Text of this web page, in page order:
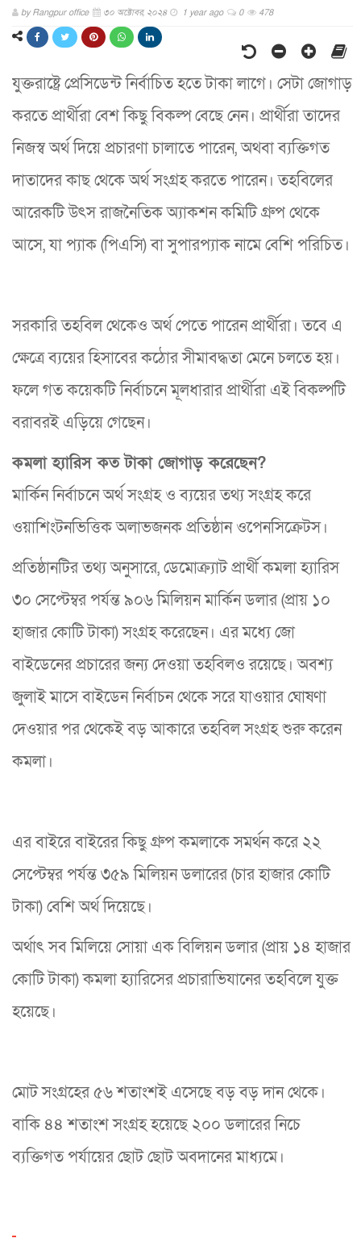
byRangpur office ৩০ অক্টোবর, ২০২৪ 1 year ago 0 478
যুক্তরাষ্ট্রে প্রেসিডেন্ট নির্বাচিত হতে টাকা লাগে। সেটা জোগাড়
করতে প্রার্থীরা বেশ কিছু বিকল্প বেছে নেন। প্রার্থীরা তাদের
নিজস্ব অর্থ দিয়ে প্রচারণা চালাতে পারেন, অথবা ব্যক্তিগত
দাতাদের কাছ থেকে অর্থ সংগ্রহ করতে পারেন। তহবিলের
আরেকটি উৎস রাজনৈতিক অ্যাকশন কমিটি গ্রুপ থেকে
আসে, যা প্যাক (পিএসি) বা সুপারপ্যাক নামে বেশি পরিচিত।
সরকারি তহবিল থেকেও অর্থ পেতে পারেন প্রার্থীরা। তবে এ
ক্ষেত্রে ব্যয়ের হিসাবের কঠোর সীমাবদ্ধতা মেনে চলতে হয়।
ফলে গত কয়েকটি নির্বাচনে মূলধারার প্রার্থীরা এই বিকল্পটি
বরাবরই এড়িয়ে গেছেন।
কমলা হ্যারিস কত টাকা জোগাড় করেছেন?
মার্কিন নির্বাচনে অর্থ সংগ্রহ ও ব্যয়ের তথ্য সংগ্রহ করে
ওয়াশিংটনভিত্তিক অলাভজনক প্রতিষ্ঠান ওপেনসিক্রেটস।
প্রতিষ্ঠানটির তথ্য অনুসারে, ডেমোক্র্যাট প্রার্থী কমলা হ্যারিস
৩০ সেপ্টেম্বর পর্যন্ত ৯০৬ মিলিয়ন মার্কিন ডলার (প্রায় ১০
হাজার কোটি টাকা) সংগ্রহ করেছেন। এর মধ্যে জো
বাইডেনের প্রচারের জন্য দেওয়া তহবিলও রয়েছে। অবশ্য
জুলাই মাসে বাইডেন নির্বাচন থেকে সরে যাওয়ার ঘোষণা
দেওয়ার পর থেকেই বড় আকারে তহবিল সংগ্রহ শুরু করেন
কমলা।
এর বাইরে বাইরের কিছু গ্রুপ কমলাকে সমর্থন করে ২২
সেপ্টেম্বর পর্যন্ত ৩৫৯ মিলিয়ন ডলারের (চার হাজার কোটি
টাকা) বেশি অর্থ দিয়েছে।
অর্থাৎ সব মিলিয়ে সোয়া এক বিলিয়ন ডলার (প্রায় ১৪ হাজার
কোটি টাকা) কমলা হ্যারিসের প্রচারাভিযানের তহবিলে যুক্ত
হয়েছে।
মোট সংগ্রহের ৫৬ শতাংশই এসেছে বড় বড় দান থেকে।
বাকি ৪৪ শতাংশ সংগ্রহ হয়েছে ২০০ ডলারের নিচে
ব্যক্তিগত পর্যায়ের ছোট ছোট অবদানের মাধ্যমে।